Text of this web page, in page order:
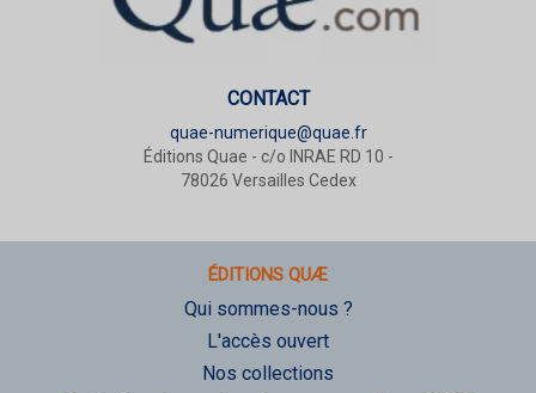
CONTACT
quae-numerique@quae.fr
Éditions Quae - c/o INRAE RD 10 -
78026 Versailles Cedex
ÉDITIONS QUÆ
Qui sommes-nous ?
L'accès ouvert
Nos collections